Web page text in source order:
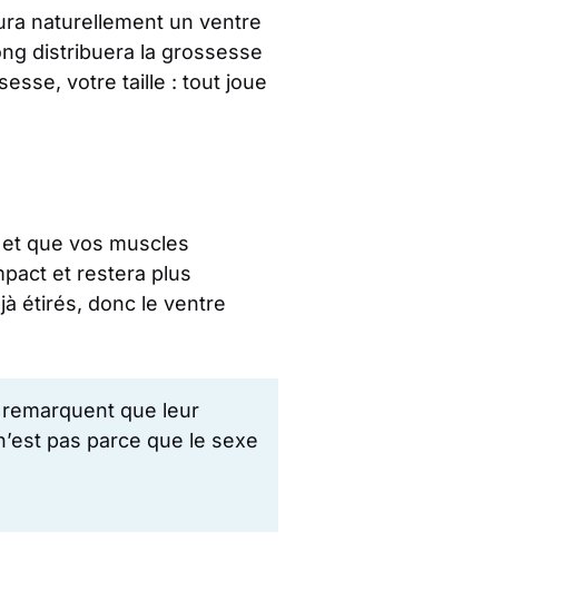
naturellement un ventre
distribuera la grossesse
votre taille : tout joue
que vos muscles
et restera plus
étirés, donc le ventre
que leur
pas parce que le sexe